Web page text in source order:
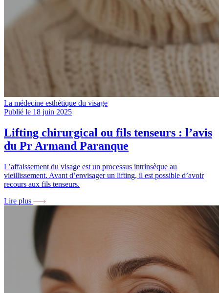
La médecine esthétique du visage
Publié le 18 juin 2025
Lifting chirurgical ou fils tenseurs : l’avis
du Pr Armand Paranque
L’affaissement du visage est un processus intrinsèque au
vieillissement. Avant d’envisager un lifting, il est possible d’avoir
recours aux fils tenseurs.
Lire plus